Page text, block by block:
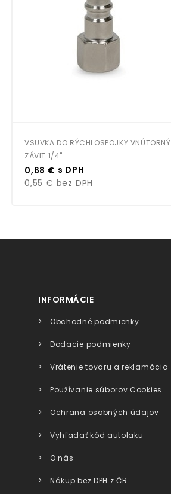
VSUVKA DO RÝCHLOSPOJKY VNÚTORNÝ
ZÁVIT 1/4"
Cena
0,68 € s DPH
0,55 € bez DPH
INFORMÁCIE
Obchodné podmienky
Dodacie podmienky
Vrátenie tovaru a reklamácia
Používanie súborov Cookies
Ochrana osobných údajov
Vyhľadať kód autolaku
O nás
Nákup bez DPH z ČR